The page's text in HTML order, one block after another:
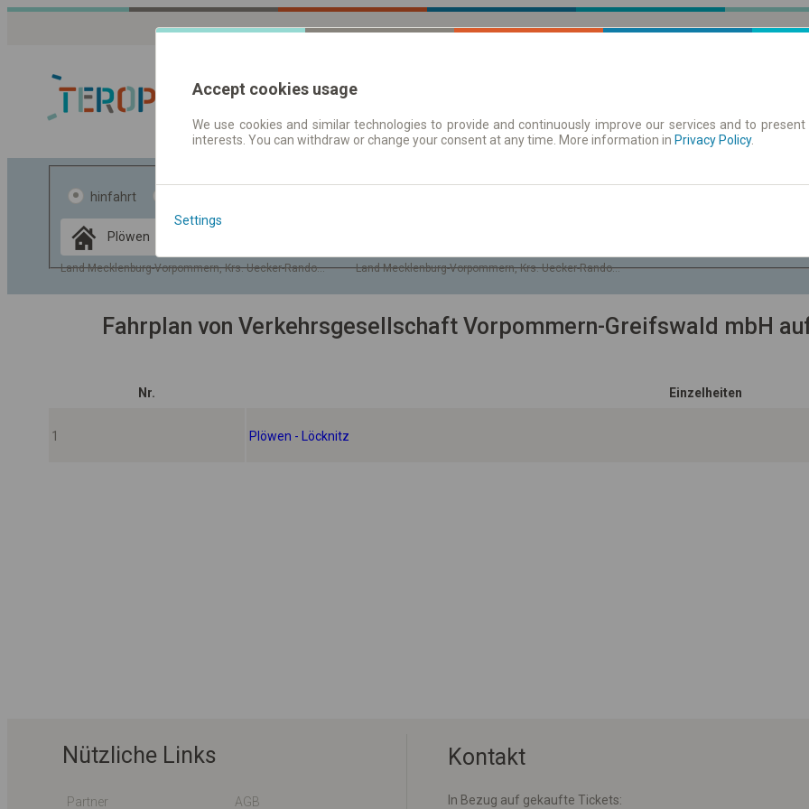
Fahrplandaten | Tickets Aushangfahrplan
hinfahrt
Land Mecklenburg-Vorpommern, Krs. Uecker-Randow, Gem. PlöwenLand Mecklenburg-Vorpommern, Krs. Uecker-Randow, Gem. Löcknitz
Data CC-BY-SA
OpenStreetMap
GeoLite data by
Fahrplan von Verkehrsgesellschaft Vorpommern-Greifswald mbH
Nr. Einzelheiten
1 Plöwen - Löcknitz
Nützliche Links
Partner AGB
Kontakt
In Bezug auf gekaufte Tickets:
Accept cookies usage
We use cookies and similar technologies to provide and continuously improve our services and to
interests. You can withdraw or change your consent at any time. More information in Privacy Policy.
Settings